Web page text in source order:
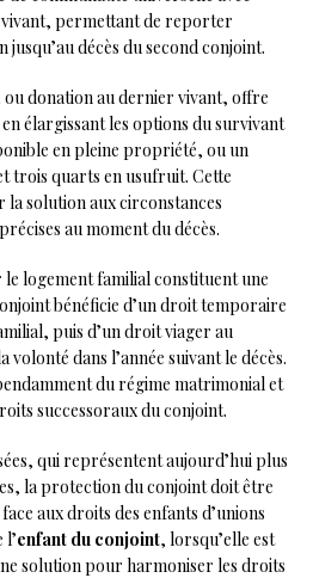
permettant de reporter
jusqu’au décès du second conjoint.
ou donation au dernier vivant, offre
élargissant les options du survivant
en pleine propriété, ou un
trois quarts en usufruit. Cette
solution aux circonstances
au moment du décès.
le logement familial constituent une
bénéficie d’un droit temporaire
puis d’un droit viager au
volonté dans l’année suivant le décès.
du régime matrimonial et
successoraux du conjoint.
qui représentent aujourd’hui plus
la protection du conjoint doit être
aux droits des enfants d’unions
enfant du conjoint, lorsqu’elle est
solution pour harmoniser les droits